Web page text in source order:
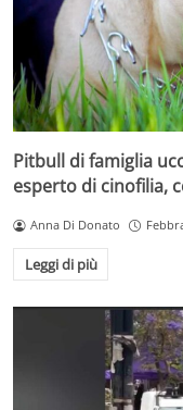
Pitbull di famiglia
esperto di cinofilia,
Anna Di Donato
Leggi di più